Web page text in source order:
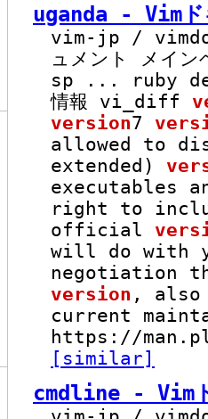
uganda - Vimド
vim-jp /
ュメント メイ
sp
...
ruby
情報 vi_diff
version7
allowed to
extended)
executables
right to
official
will do with
negotiation
version , also
current
https://
[similar]
cmdline - Vim